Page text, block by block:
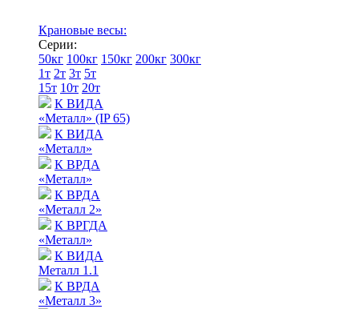
Крановые весы:
Серии:
50кг 100кг 150кг 200кг 300кг
1т 2т 3т 5т
15т 10т 20т
К ВИДА
«Металл» (IP 65)
К ВИДА
«Металл»
К ВРДА
«Металл»
К ВРДА
«Металл 2»
К ВРГДА
«Металл»
К ВИДА
Металл 1.1
К ВРДА
«Металл 3»